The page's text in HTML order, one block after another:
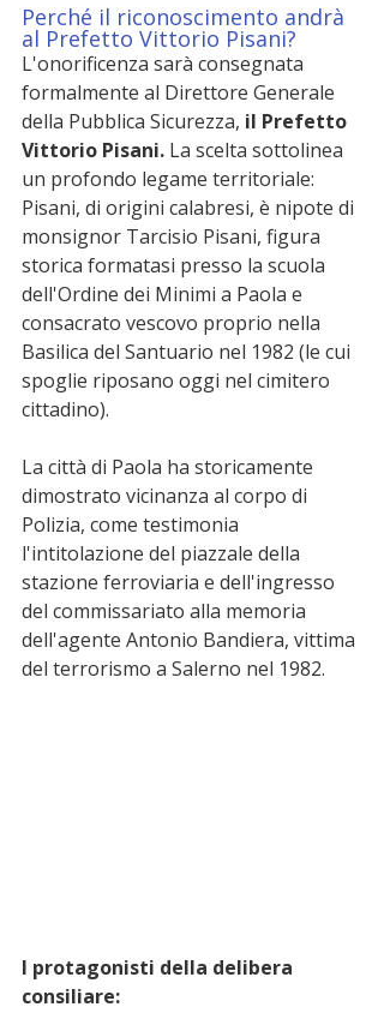
Perché il riconoscimento andrà
al Prefetto Vittorio Pisani?
L'onorificenza sarà consegnata
formalmente al Direttore Generale
della Pubblica Sicurezza, il Prefetto
Vittorio Pisani. La scelta sottolinea
un profondo legame territoriale:
Pisani, di origini calabresi, è nipote di
monsignor Tarcisio Pisani, figura
storica formatasi presso la scuola
dell'Ordine dei Minimi a Paola e
consacrato vescovo proprio nella
Basilica del Santuario nel 1982 (le cui
spoglie riposano oggi nel cimitero
cittadino).
La città di Paola ha storicamente
dimostrato vicinanza al corpo di
Polizia, come testimonia
l'intitolazione del piazzale della
stazione ferroviaria e dell'ingresso
del commissariato alla memoria
dell'agente Antonio Bandiera, vittima
del terrorismo a Salerno nel 1982.
I protagonisti della delibera
consiliare: